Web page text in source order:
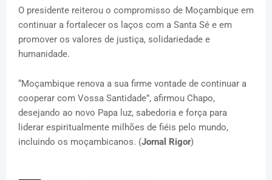
O presidente reiterou o compromisso de Moçambique em
continuar a fortalecer os laços com a Santa Sé e em
promover os valores de justiça, solidariedade e
humanidade.
“Moçambique renova a sua firme vontade de continuar a
cooperar com Vossa Santidade”, afirmou Chapo,
desejando ao novo Papa luz, sabedoria e força para
liderar espiritualmente milhões de fiéis pelo mundo,
incluindo os moçambicanos. (Jornal Rigor)